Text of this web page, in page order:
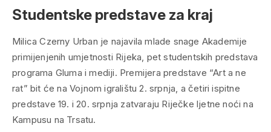
Studentske predstave za kraj
Milica Czerny Urban je najavila mlade snage Akademije
primijenjenih umjetnosti Rijeka, pet studentskih predstava
programa Gluma i mediji. Premijera predstave “Art a ne
rat” bit će na Vojnom igralištu 2. srpnja, a četiri ispitne
predstave 19. i 20. srpnja zatvaraju Riječke ljetne noći na
Kampusu na Trsatu.